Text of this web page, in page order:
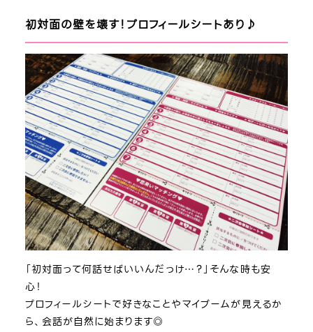
初対面の壁を壊す！プロフィールシートあり♪
「初対面って何話せばいいんだっけ…？」そんな時も安
心！
プロフィールシートで好きなことやマイブームが見えるか
ら、会話が自然に始まります◎